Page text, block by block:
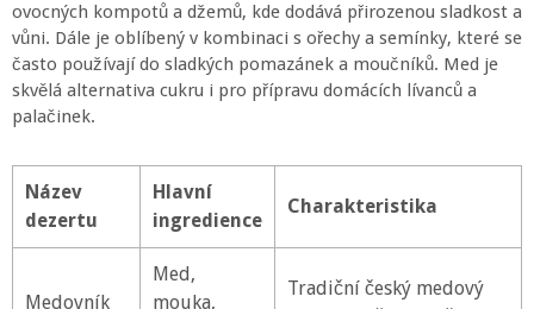
ovocných kompotů a džemů, kde dodává přirozenou sladkost a
vůni. Dále je oblíbený v kombinaci s ořechy a semínky, které se
často používají do sladkých pomazánek a moučníků. Med je
skvělá alternativa cukru i pro přípravu domácích lívanců a
palačinek.
Název
dezertu
Hlavní
ingredience
Charakteristika
Medovník
Med,
mouka,
Tradiční český medový